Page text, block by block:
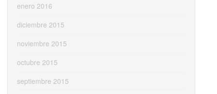
enero 2016
diciembre 2015
noviembre 2015
octubre 2015
septiembre 2015